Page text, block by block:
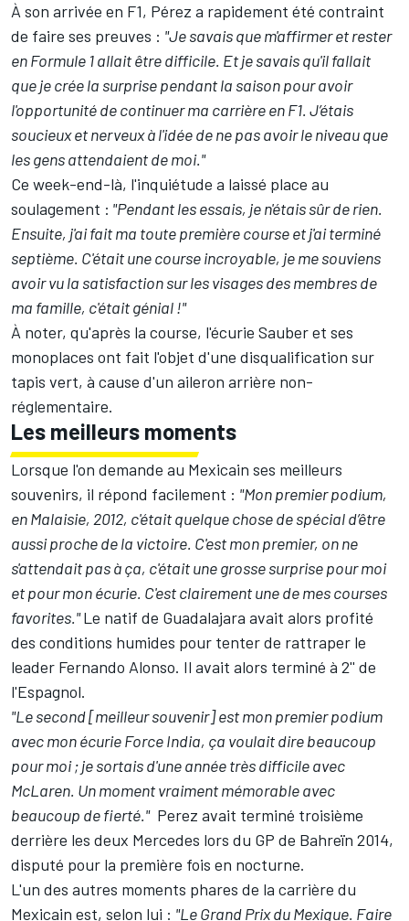
À son arrivée en F1, Pérez a rapidement été contraint
de faire ses preuves : "Je savais que m'affirmer et rester
en Formule 1 allait être difficile. Et je savais qu'il fallait
que je crée la surprise pendant la saison pour avoir
l'opportunité de continuer ma carrière en F1. J’étais
soucieux et nerveux à l'idée de ne pas avoir le niveau que
les gens attendaient de moi."
Ce week-end-là, l'inquiétude a laissé place au
soulagement : "Pendant les essais, je n'étais sûr de rien.
Ensuite, j'ai fait ma toute première course et j'ai terminé
septième. C'était une course incroyable, je me souviens
avoir vu la satisfaction sur les visages des membres de
ma famille, c'était génial !"
À noter, qu'après la course, l'écurie Sauber et ses
monoplaces ont fait l'objet d'une disqualification sur
tapis vert, à cause d'un aileron arrière non-
réglementaire.
Les meilleurs moments
Lorsque l'on demande au Mexicain ses meilleurs
souvenirs, il répond facilement : "Mon premier podium,
en Malaisie, 2012, c'était quelque chose de spécial d’être
aussi proche de la victoire. C'est mon premier, on ne
s'attendait pas à ça, c'était une grosse surprise pour moi
et pour mon écurie. C'est clairement une de mes courses
favorites."Le natif de Guadalajara avait alors profité
des conditions humides pour tenter de rattraper le
leader Fernando Alonso. Il avait alors terminé à 2'' de
l'Espagnol.
"Le second [meilleur souvenir] est mon premier podium
avec mon écurie Force India, ça voulait dire beaucoup
pour moi ; je sortais d'une année très difficile avec
McLaren. Un moment vraiment mémorable avec
beaucoup de fierté."Perez avait terminé troisième
derrière les deux Mercedes lors du GP de Bahreïn 2014,
disputé pour la première fois en nocturne.
L'un des autres moments phares de la carrière du
Mexicain est, selon lui : "Le Grand Prix du Mexique. Faire